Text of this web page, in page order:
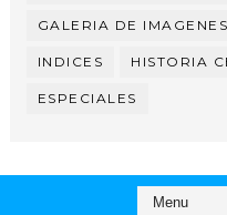
GALERIA DE IMAGENES
INDICES HISTORIA
ESPECIALES